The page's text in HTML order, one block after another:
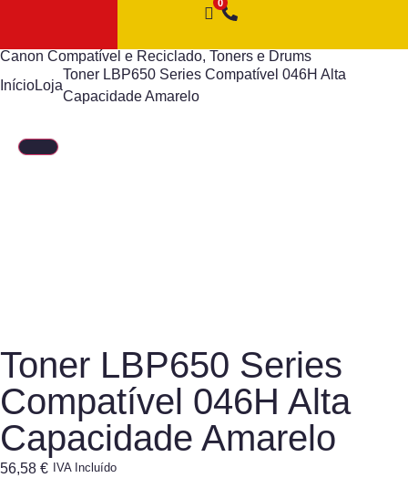
Canon Compatível e Reciclado, Toners e Drums
InícioLoja
Toner LBP650 Series Compatível 046H Alta
Capacidade Amarelo
Toner LBP650 Series
Compatível 046H Alta
Capacidade Amarelo
56,58 € IVA Incluído